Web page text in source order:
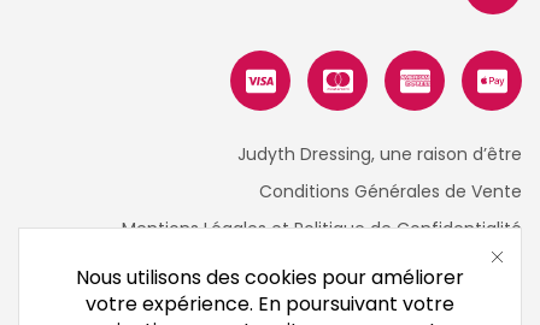
Judyth Dressing, une raison d’être
Conditions Générales de Vente
Mentions Légales et Politique de Confidentialité
Nous utilisons des cookies pour améliorer
votre expérience. En poursuivant votre